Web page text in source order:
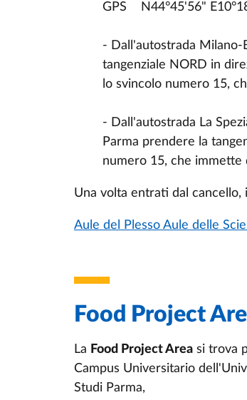
GPS N44°45'56"
- Dall'autostrada Milano-
tangenziale NORD in
lo svincolo numero 15,
- Dall'autostrada La
Parma prendere la
numero 15, che immette
Una volta entrati dal cancello,
Aule del Plesso Aule delle
Food Project
La Food Project Area si trova
Campus Universitario
Studi Parma,